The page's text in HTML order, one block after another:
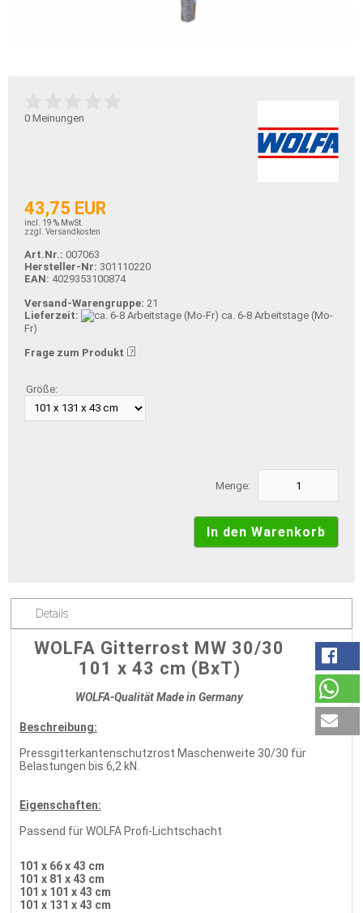
0 Meinungen
43,75 EUR
incl. 19 % MwSt.
zzgl. Versandkosten
Art.Nr.: 007063
Hersteller-Nr: 301110220
EAN: 4029353100874
Versand-Warengruppe: 21
Lieferzeit:
ca. 6-8 Arbeitstage (Mo-
Fr)
Frage zum Produkt
Größe:
Menge:
Details
WOLFA Gitterrost MW 30/30
101 x 43 cm (BxT)
WOLFA-Qualität Made in Germany
Beschreibung:
Pressgitterkantenschutzrost Maschenweite 30/30 für
Belastungen bis 6,2 kN.
Eigenschaften:
Passend für WOLFA Profi-Lichtschacht
101 x 66 x 43 cm
101 x 81 x 43 cm
101 x 101 x 43 cm
101 x 131 x 43 cm